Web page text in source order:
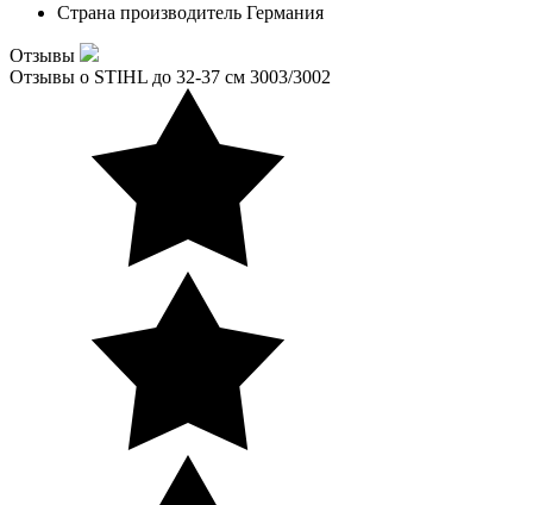
Страна производитель Германия
Отзывы
Отзывы о STIHL до 32-37 см 3003/3002